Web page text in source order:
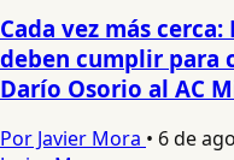
Cada vez más
deben cumplir para
Darío Osorio al AC
Por Javier Mora • 6 de